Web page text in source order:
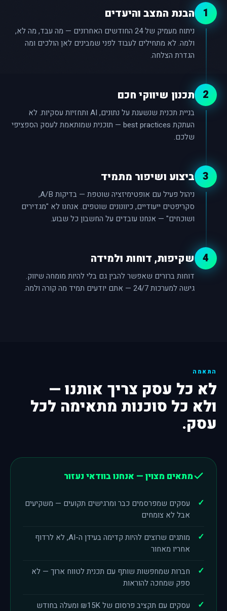
1 הבנת המצב והיעדים
ניתוח מעמיק של 24 החודשים האחרונים — מה עבד, מה לא,
ולמה. לא מתחילים לעבוד לפני שמבינים לאן הולכים ומה
הגדרת הצלחה.
2 תכנון שיווקי חכם
בניית תכנית שנשענת על נתונים, AI ותחזיות עסקיות. לא
העתקת best practices — תוכנית שמותאמת לעסק הספציפי
שלכם.
3 ביצוע ושיפור מתמיד
ניהול פעיל עם אופטימיזציה שוטפת — בדיקות A/B,
סקריפטים ייעודיים, כיוונונים שוטפים. אנחנו לא "מגדירים
ושוכחים" — אנחנו עובדים על החשבון כל שבוע.
4 שקיפות, דוחות ולמידה
דוחות ברורים שאפשר להבין גם בלי להיות מומחה שיווק.
גישה למערכות 24/7 — אתם יודעים תמיד מה קורה ולמה.
התאמה
לא כל עסק צריך אותנו —
ולא כל סוכנות מתאימה לכל
עסק.
מתאים מצוין — אנחנו בוודאי נעזור
עסקים שמפרסמים כבר ומרגישים תקועים — משקיעים
אבל לא צומחים
מותגים שרוצים להיות קדימה בעידן ה-AI, לא לרדוף
אחריו מאחור
חברות שמחפשות שותף עם תכנית לטווח ארוך — לא
ספק שמחכה להוראות
עסקים עם תקציב פרסום של ₪15K ומעלה בחודש